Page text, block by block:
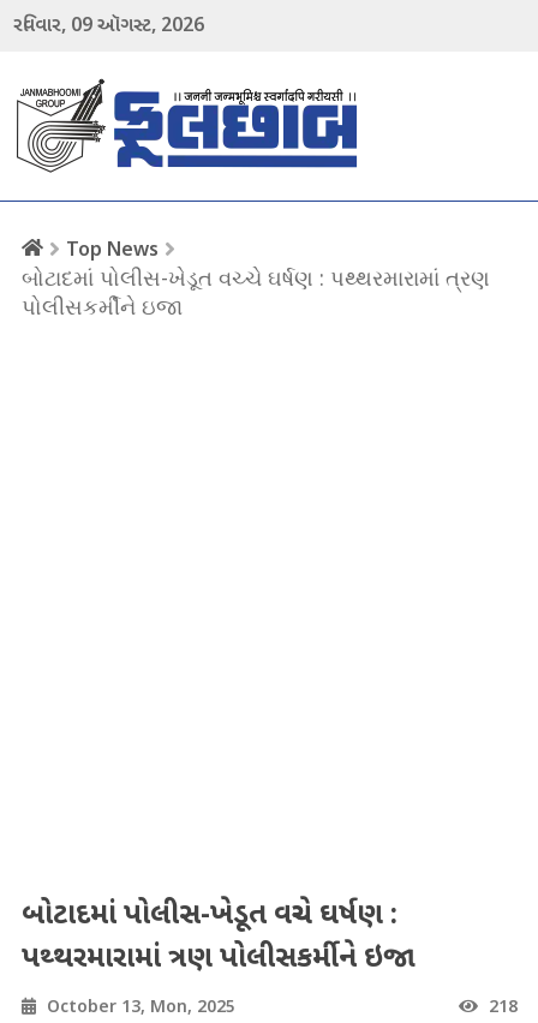
રવિવાર, 09ઑગસ્ટ, 2026
Top News
બોટાદમાં પોલીસ-ખેડૂત વચ્ચે ઘર્ષણ : પથ્થરમારામાં ત્રણ
પોલીસકર્મીને ઇજા
બોટાદમાં પોલીસ-ખેડૂત વચ્ચે ઘર્ષણ :
પથ્થરમારામાં ત્રણ પોલીસકર્મીને ઇજા
October 13, Mon, 2025 218